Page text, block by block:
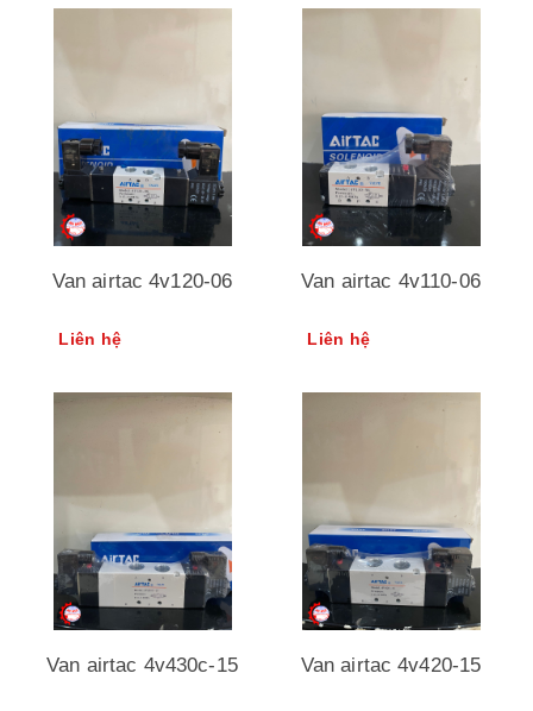
Van airtac 4v120-06
Liên hệ
Van airtac 4v110-06
Liên hệ
Van airtac 4v430c-15 Van airtac 4v420-15